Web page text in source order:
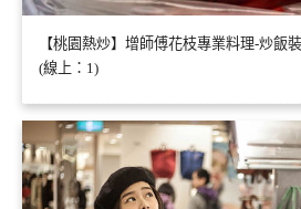
【桃園熱炒】增師傅花枝專業料理-炒飯
(線上：1)